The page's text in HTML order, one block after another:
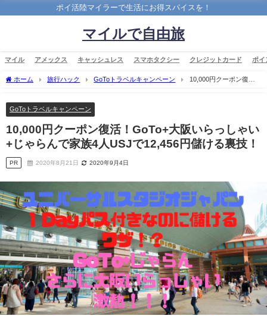
ポイ活陸マイラーで生活にお得スパイスを！
マイルで自由旅
マイル アメックス キャッシュレス スマホタクシー クレジットカード ポイ
ホーム 旅行ハック GoToトラベルキャンペーン
10,000円クーポン復
GoToトラベルキャンペーン
10,000円クーポン復活！GoTo+大阪いらっしゃい
+じゃらんで家族4人USJで12,456円儲ける裏技！
PR 2020年8月21日 2020年9月4日